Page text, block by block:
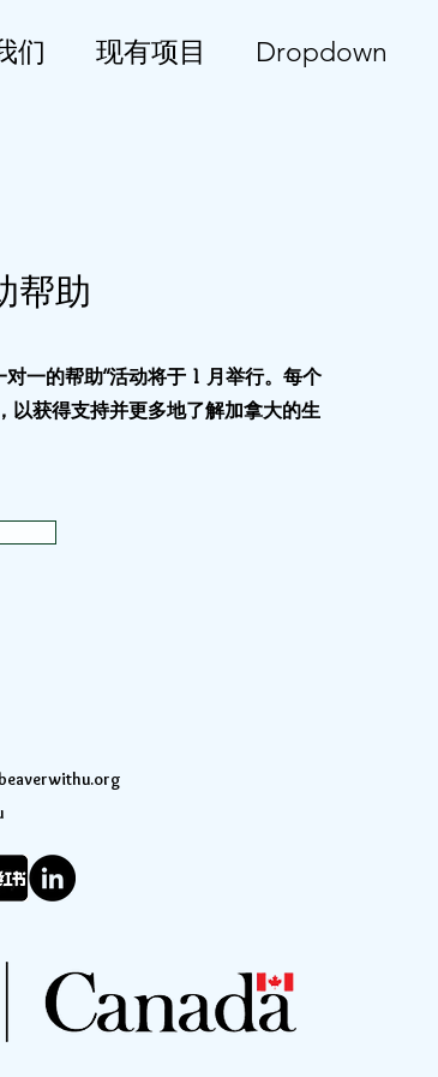
们 现有项目 Dropdown
帮助
一的帮助”活动将于 1 月举行。每个
获得支持并更多地了解加拿大的生